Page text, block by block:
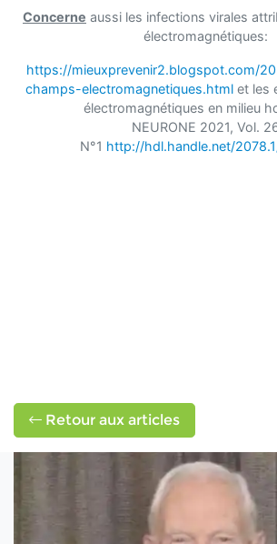
Concerne aussi les infections virales
électromagnétiques:
https://mieuxprevenir2.blogspot.com/
champs-electromagnetiques.html et les
électromagnétiques en milieu
NEURONE 2021, Vol.
N°1 http://hdl.handle.net/
Retour aux articles